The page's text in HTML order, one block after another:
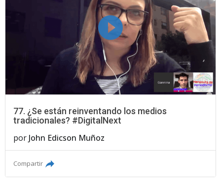
77. ¿Se están reinventando los medios
tradicionales? #DigitalNext
por John Edicson Muñoz
Compartir